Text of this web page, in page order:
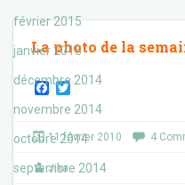
février 2015
janvier 2015
décembre 2014
novembre 2014
octobre 2014
septembre 2014
La photo de la
F
a
c
e
b
o
T
w
t
t
r
11 février 2010 4
Jika